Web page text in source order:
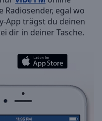
egal wo
App trägst du deinen
dir in deiner Tasche.